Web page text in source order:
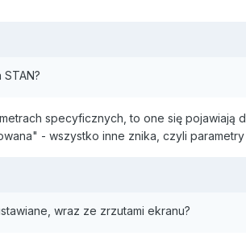
specyficznych, to one się pojawiają
- wszystko inne znika, czyli
wraz ze zrzutami ekranu?